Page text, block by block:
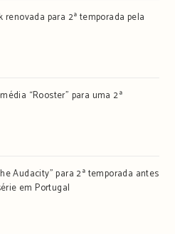
renovada para 2ª temporada pela
“Rooster” para uma 2ª
Audacity” para 2ª temporada antes
em Portugal